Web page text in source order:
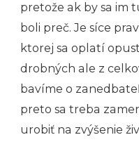
pretože ak by sa im
boli preč. Je síce
ktorej sa oplatí
drobných ale z
bavíme o
preto sa treba
urobiť na zvýšenie